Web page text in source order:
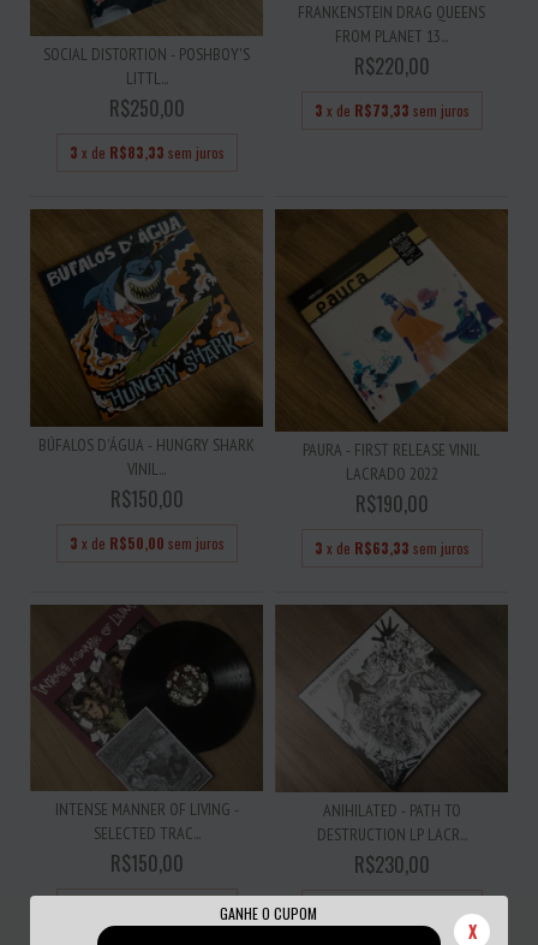
GANHE O CUPOM
X
SOCIAL DISTORTION - POSHBOY'S
LITTL...
R$250,00
3 x de R$83,33 sem juros
FRANKENSTEIN DRAG QUEENS
FROM PLANET 13...
R$220,00
3 x de R$73,33 sem juros
BÚFALOS D'ÁGUA - HUNGRY SHARK
VINIL...
R$150,00
3 x de R$50,00 sem juros
PAURA - FIRST RELEASE VINIL
LACRADO 2022
R$190,00
3 x de R$63,33 sem juros
INTENSE MANNER OF LIVING -
SELECTED TRAC...
R$150,00
sem juros
ANIHILATED - PATH TO
DESTRUCTION LP LACR...
R$230,00
3